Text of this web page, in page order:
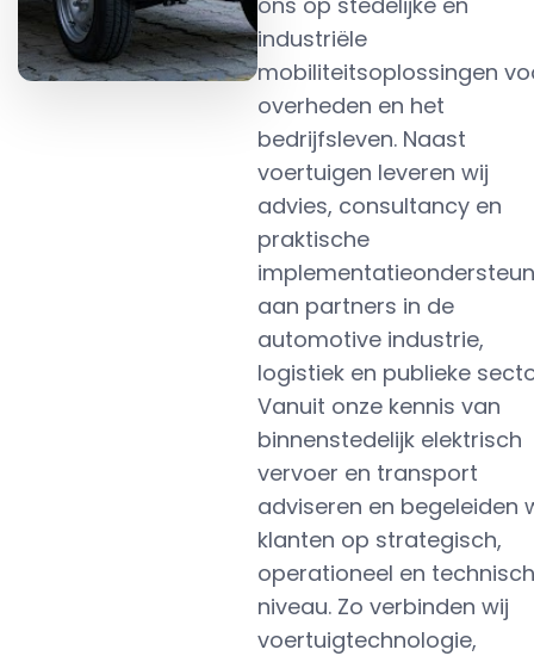
industriële
mobiliteitsoplossingen
overheden en het
bedrijfsleven. Naast
voertuigen leveren wij
advies, consultancy en
praktische
aan partners in de
automotive industrie,
logistiek en publieke
Vanuit onze kennis van
binnenstedelijk elektrisch
vervoer en transport
adviseren en begeleiden
klanten op strategisch,
operationeel en technisch
niveau. Zo verbinden wij
voertuigtechnologie,